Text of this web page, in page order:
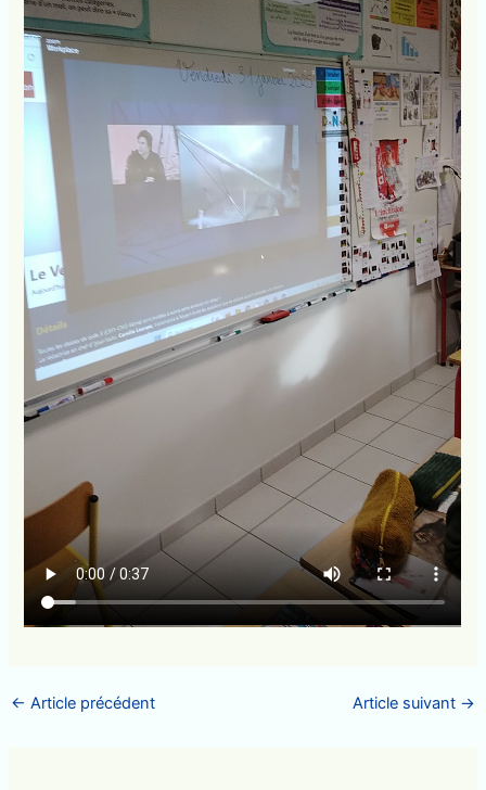
← Article précédent Article suivant →